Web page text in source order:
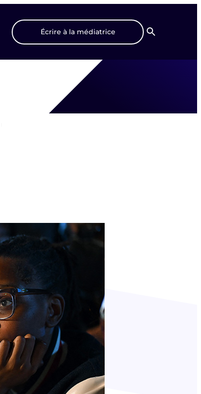
Écrire à la médiatrice
Recherche